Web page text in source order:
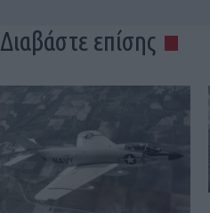
Διαβάστε επίσης